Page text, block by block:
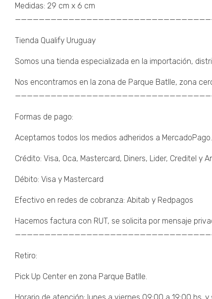
Medidas: 29 cm x 6 cm
Tienda Qualify Uruguay
Somos una tienda especializada en la importación,
Nos encontramos en la zona de Parque Batlle, zona
Formas de pago:
Aceptamos todos los medios adheridos a MercadoPago.
Crédito: Visa, Oca, Mastercard, Diners, Lider, Creditel y
Débito: Visa y Mastercard
Efectivo en redes de cobranza: Abitab y Redpagos
Hacemos factura con RUT, se solicita por mensaje
Retiro:
Pick Up Center en zona Parque Batlle.